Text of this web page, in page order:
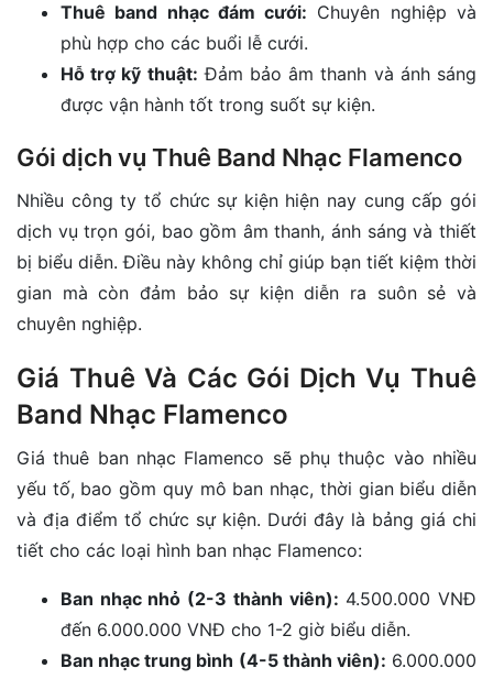
Thuê band nhạc đám cưới: Chuyên nghiệp và
phù hợp cho các buổi lễ cưới.
Hỗ trợ kỹ thuật: Đảm bảo âm thanh và ánh sáng
được vận hành tốt trong suốt sự kiện.
Gói dịch vụ Thuê Band Nhạc Flamenco
Nhiều công ty tổ chức sự kiện hiện nay cung cấp gói
dịch vụ trọn gói, bao gồm âm thanh, ánh sáng và thiết
bị biểu diễn. Điều này không chỉ giúp bạn tiết kiệm thời
gian mà còn đảm bảo sự kiện diễn ra suôn sẻ và
chuyên nghiệp.
Giá Thuê Và Các Gói Dịch Vụ Thuê
Band Nhạc Flamenco
Giá thuê ban nhạc Flamenco sẽ phụ thuộc vào nhiều
yếu tố, bao gồm quy mô ban nhạc, thời gian biểu diễn
và địa điểm tổ chức sự kiện. Dưới đây là bảng giá chi
tiết cho các loại hình ban nhạc Flamenco:
Ban nhạc nhỏ (2-3 thành viên): 4.500.000 VNĐ
đến 6.000.000 VNĐ cho 1-2 giờ biểu diễn.
Ban nhạc trung bình (4-5 thành viên): 6.000.000